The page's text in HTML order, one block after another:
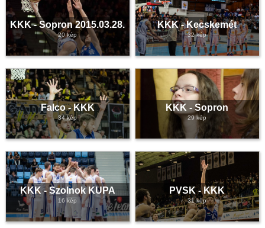
KKK - Sopron 2015.03.28.
20 kép
KKK - Kecskemét
32 kép
Falco - KKK
34 kép
KKK - Sopron
29 kép
KKK - Szolnok KUPA
16 kép
PVSK - KKK
31 kép